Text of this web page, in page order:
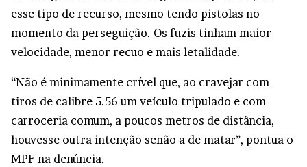
esse tipo de recurso, mesmo tendo pistolas no
momento da perseguição. Os fuzis tinham maior
velocidade, menor recuo e mais letalidade.
“Não é minimamente crível que, ao cravejar com
tiros de calibre 5.56 um veículo tripulado e com
carroceria comum, a poucos metros de distância,
houvesse outra intenção senão a de matar”, pontua o
MPF na denúncia.